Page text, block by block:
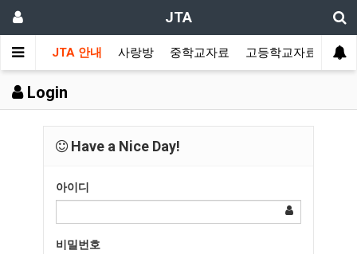
JTA
JTA 안내 사랑방 중학교자료 고등학교자료 멀
Login
Have a Nice Day!
아이디
비밀번호